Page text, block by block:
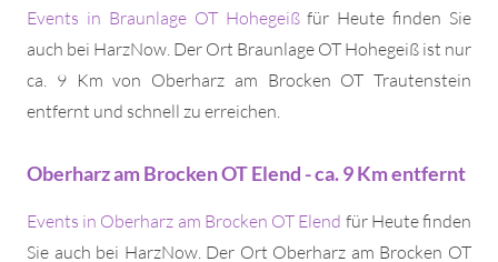
Events in Braunlage OT Hohegeißfür Heute finden Sie
auch bei HarzNow. Der Ort Braunlage OT Hohegeiß ist nur
ca. 9 Km von Oberharz am Brocken OT Trautenstein
entfernt und schnell zu erreichen.
Oberharz am Brocken OT Elend - ca. 9 Km entfernt
Events in Oberharz am Brocken OT Elend für Heute finden
Sie auch bei HarzNow. Der Ort Oberharz am Brocken OT